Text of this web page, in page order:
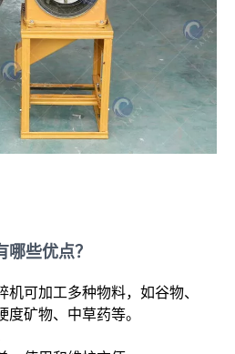
些优点？
可加工多种物料，如谷物、
矿物、中草药等。